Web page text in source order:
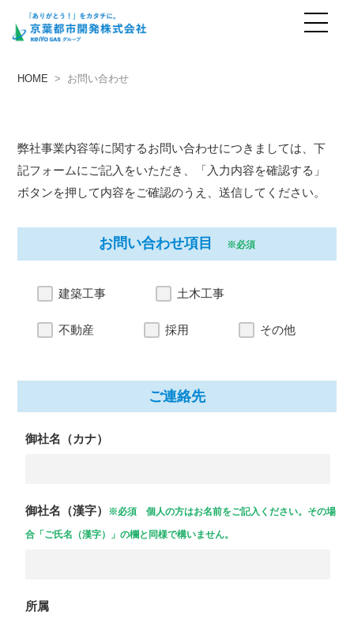
お問い合わせ
HOME > お問い合わせ
弊社事業内容等に関するお問い合わせにつきましては、下
記フォームにご記入をいただき、「入力内容を確認する」
ボタンを押して内容をご確認のうえ、送信してください。
お問い合わせ項目 ※必須
建築工事 土木工事
不動産 採用 その他
ご連絡先
御社名（カナ）
御社名（漢字） ※必須 個人の方はお名前をご記入ください。その場
合「ご氏名（漢字）」の欄と同様で構いません。
所属